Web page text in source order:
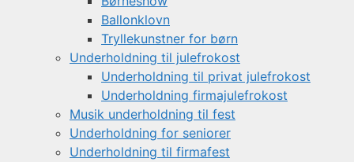
Ballonklovn
Tryllekunstner for børn
Underholdning til julefrokost
Underholdning til privat julefrokost
Underholdning firmajulefrokost
Musik underholdning til fest
Underholdning for seniorer
Underholdning til firmafest